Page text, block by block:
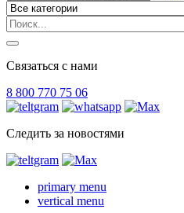
Связаться с нами
8 800 770 75 06
Следить за новостями
primary menu
vertical menu